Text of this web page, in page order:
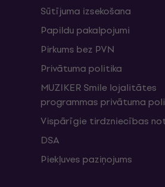
Sūtījuma izsekošana
Papildu pakalpojumi
Pirkums bez PVN
Privātuma politika
MUZIKER Smile lojalitātes
programmas privātuma
Vispārīgie tirdzniecības
DSA
Piekļuves paziņojums